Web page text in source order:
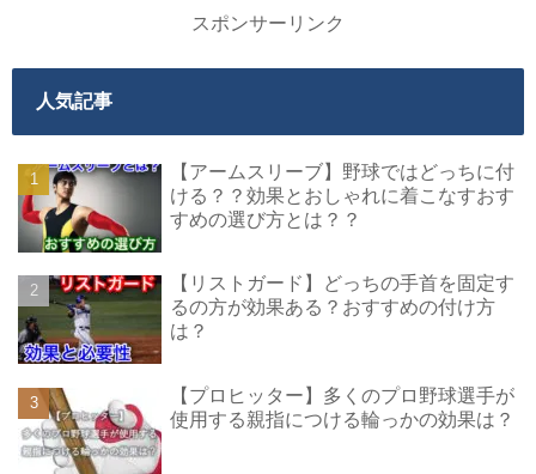
スポンサーリンク
人気記事
【アームスリーブ】野球ではどっちに付
ける？？効果とおしゃれに着こなすおす
すめの選び方とは？？
【リストガード】どっちの手首を固定す
るの方が効果ある？おすすめの付け方
は？
【プロヒッター】多くのプロ野球選手が
使用する親指につける輪っかの効果は？